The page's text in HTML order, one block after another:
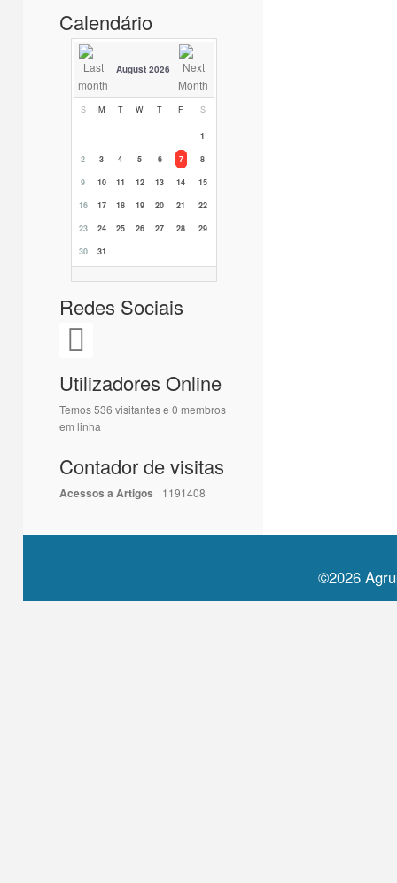
Calendário
August 2026
S M T W T F S
1
2
3 4 5 6 7
8
9
10 11 12 13 14
15
16
17 18 19 20 21
22
23
24 25 26 27 28
29
30
31
Redes Sociais
Utilizadores Online
Temos 536 visitantes e 0 membros
em linha
Contador de visitas
Acessos a Artigos 1191408
©2026